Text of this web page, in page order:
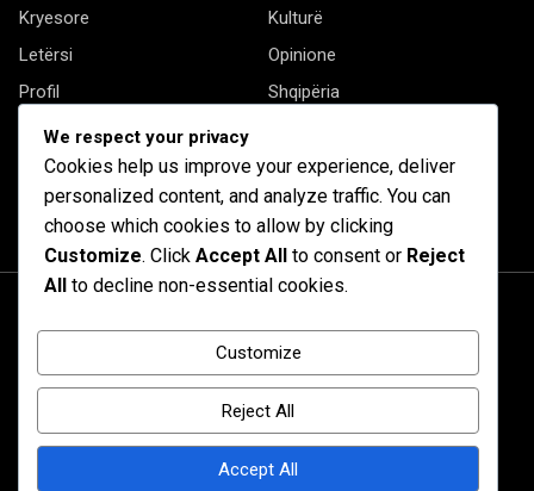
Kryesore
Kulturë
Letërsi
Opinione
Profil
Shqipëria
Shqiptarët në biznes
Të tjera
We respect your privacy
Cookies help us improve your experience, deliver
personalized content, and analyze traffic. You can
choose which cookies to allow by clicking
Customize. Click Accept All to consent or Reject
All to decline non-essential cookies.
Customize
Reject All
Accept All